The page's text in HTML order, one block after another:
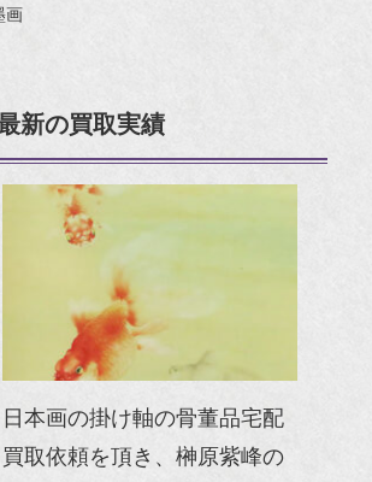
画
新の買取実績
日本画の掛け軸の骨董品宅配
買取依頼を頂き、榊原紫峰の